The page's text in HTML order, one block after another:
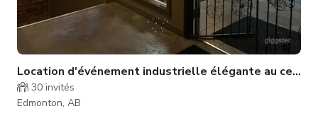
Location d'événement industrielle élégante au
30 invités
Edmonton, AB